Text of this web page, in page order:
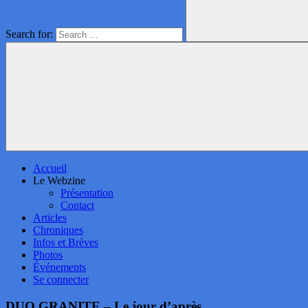
Search for:
Accueil
Le Webzine
Présentation
Contact
Articles
Chroniques
Infos et Brèves
Photos
Événements
Se connecter